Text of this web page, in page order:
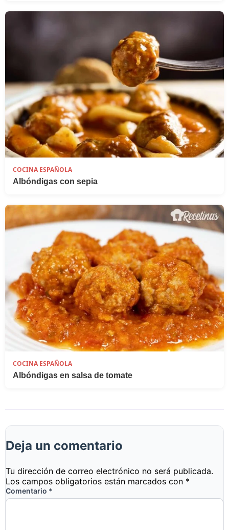
COCINA ESPAÑOLA
Albóndigas con sepia
COCINA ESPAÑOLA
Albóndigas en salsa de tomate
Deja un comentario
Tu dirección de correo electrónico no será publicada.
Los campos obligatorios están marcados con *
Comentario *